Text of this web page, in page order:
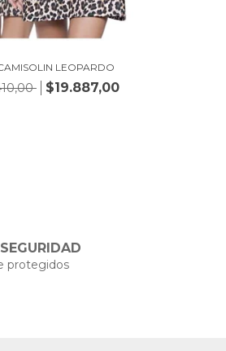
LEOPARDO
$19.887,00
protegidos